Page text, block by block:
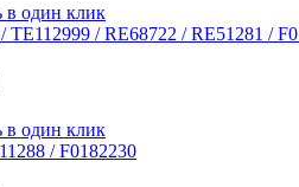
в один клик
/ RE68722 / RE51281 /
в один клик
/ F0182230